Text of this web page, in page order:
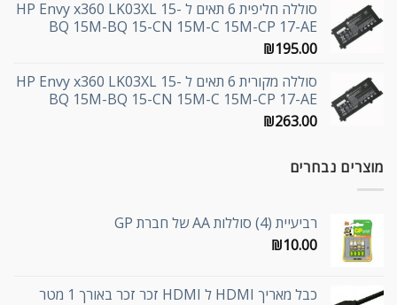
סוללה חליפית 6 תאים ל HP Envy x360 LK03XL 15-
BQ 15M-BQ 15-CN 15M-C 15M-CP 17-AE
₪195.00
סוללה מקורית 6 תאים ל HP Envy x360 LK03XL 15-
BQ 15M-BQ 15-CN 15M-C 15M-CP 17-AE
₪263.00
מוצרים נבחרים
רביעיית (4) סוללות AA של חברת GP
₪10.00
כבל מאריך HDMI ל HDMI זכר זכר באורך 1 מטר